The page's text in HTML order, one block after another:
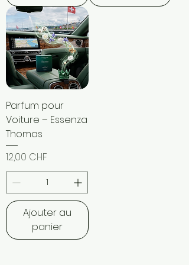
Parfum pour
Voiture – Essenza
Thomas
Prix
12,00 CHF
Ajouter au
panier